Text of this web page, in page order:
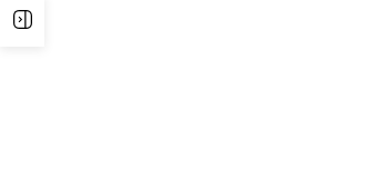
サイドバーを表示